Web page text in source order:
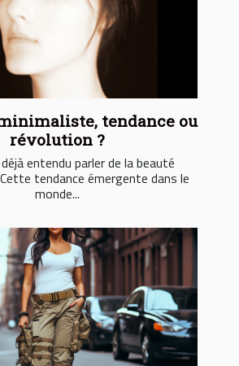
tendance ou
révolution ?
entendu parler de la beauté
tendance émergente dans le
monde...